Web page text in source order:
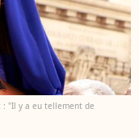
: "Il y a eu tellement de